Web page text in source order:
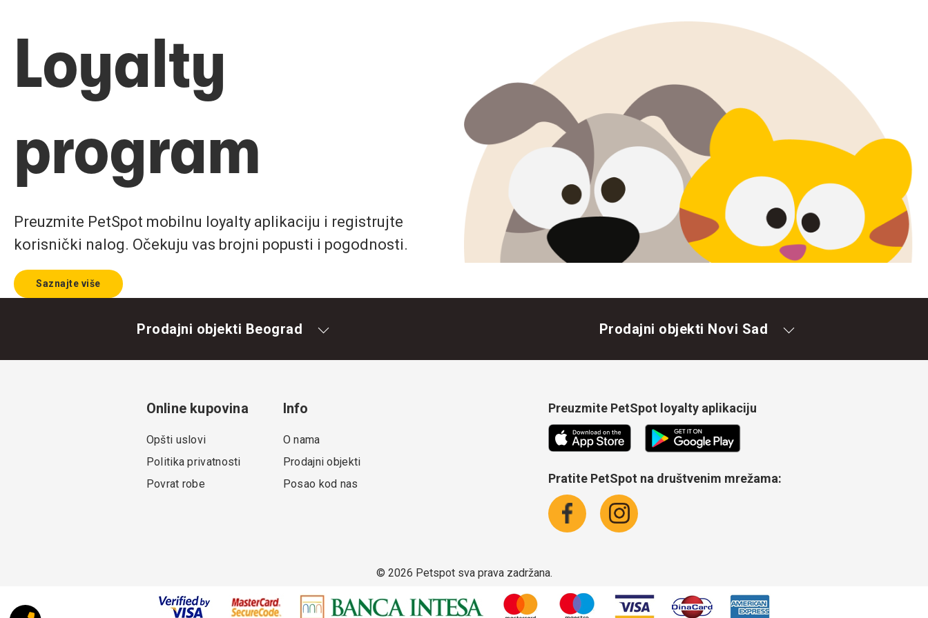
Loyalty
program
Preuzmite PetSpot mobilnu loyalty aplikaciju i registrujte
korisnički nalog. Očekuju vas brojni popusti i pogodnosti.
Saznajte više
Prodajni objekti Beograd Prodajni objekti Novi Sad
Online kupovina
Opšti uslovi
Politika privatnosti
Povrat robe
Info
O nama
Prodajni objekti
Posao kod nas
Preuzmite PetSpot loyalty aplikaciju
Pratite PetSpot na društvenim mrežama:
© 2026 Petspot sva prava zadržana.